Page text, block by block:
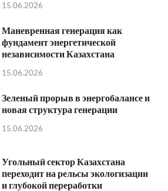
15.06.2026
Маневренная генерация как
фундамент энергетической
независимости Казахстана
15.06.2026
Зеленый прорыв в энергобалансе и
новая структура генерации
15.06.2026
Угольный сектор Казахстана
переходит на рельсы экологизации
и глубокой переработки